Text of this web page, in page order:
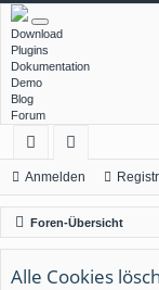
Download
Plugins
Dokumentation
Demo
Blog
Forum
ch
ne
llz
ug
or
en
Anmelden
Foren-Übersicht
Alle Cookies